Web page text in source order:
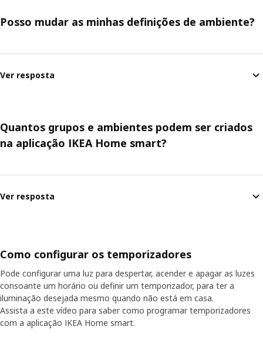
Posso mudar as minhas definições de ambiente?
Ver resposta
Quantos grupos e ambientes podem ser criados
na aplicação IKEA Home smart?
Ver resposta
Como configurar os temporizadores
Pode configurar uma luz para despertar, acender e apagar as luzes
consoante um horário ou definir um temporizador, para ter a
iluminação desejada mesmo quando não está em casa.
Assista a este vídeo para saber como programar temporizadores
com a aplicação IKEA Home smart.